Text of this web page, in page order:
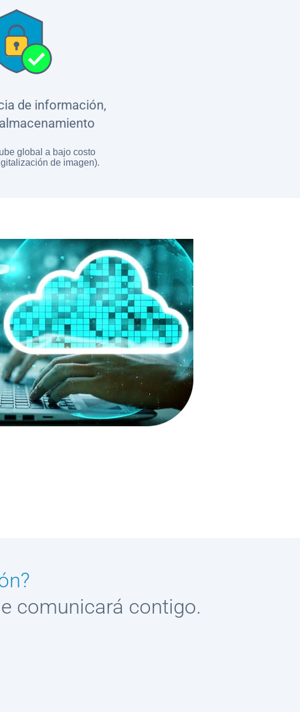
de información,
global a bajo costo
de imagen).
comunicará contigo.